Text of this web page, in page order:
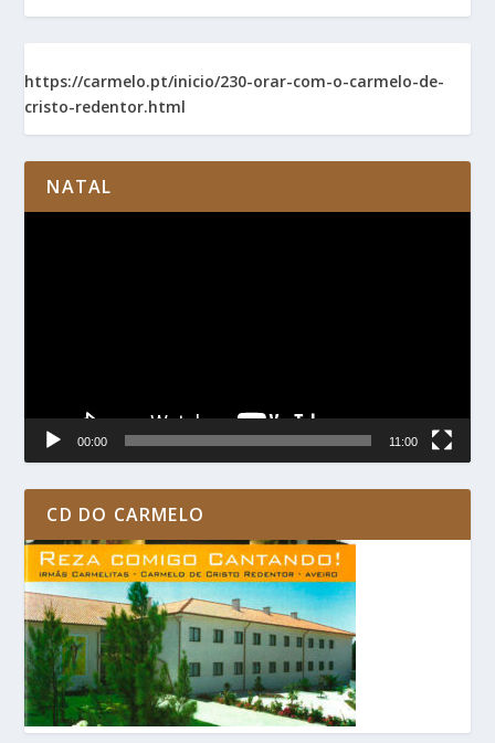
https://carmelo.pt/inicio/230-orar-com-o-carmelo-de-
cristo-redentor.html
NATAL
00:00 11:00
CD DO CARMELO